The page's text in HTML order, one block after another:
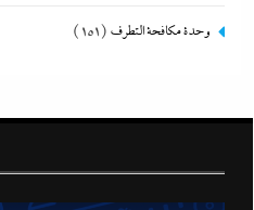
وحدة مكافحة التطرف (151)